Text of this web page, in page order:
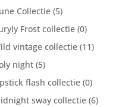
Collectie (5)
Frost collectie (0)
vintage collectie (11)
night (5)
flash collectie (0)
sway collectie (6)